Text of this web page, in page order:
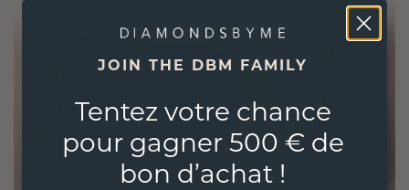
JOIN THE DBM FAMILY
Tentez votre chance
pour gagner 500 € de
bon d’achat !